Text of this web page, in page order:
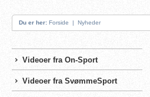
Du er her: Forside | Nyheder
Videoer fra On-Sport
Videoer fra SvømmeSport